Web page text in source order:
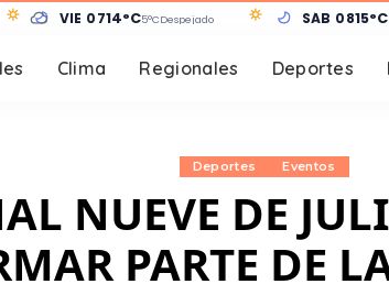
VIE 0714°C5°CDespejado SÁB 0815°C
Clima Regionales Deportes
Deportes Eventos
NUEVE DE
PARTE DE